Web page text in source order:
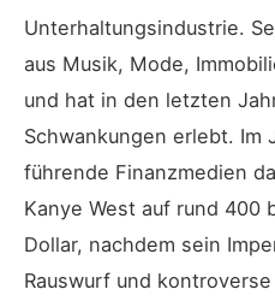
Unterhaltungsindustrie.
aus Musik, Mode,
und hat in den letzten
Schwankungen erlebt. Im
führende Finanzmedien
Kanye West auf rund 400
Dollar, nachdem sein
Rauswurf und